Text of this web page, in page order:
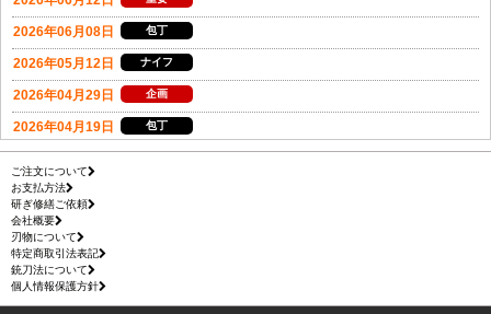
ご注文について
お支払方法
研ぎ修繕ご依頼
会社概要
刃物について
特定商取引法表記
銃刀法について
個人情報保護方針